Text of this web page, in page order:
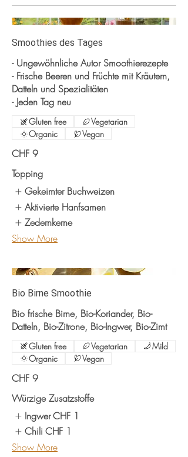
Smoothies des Tages
- Ungewöhnliche Autor Smoothierezepte
- Frische Beeren und Früchte mit Kräutern,
Datteln und Spezialitäten
- Jeden Tag neu
CHF 9
Gluten free
Vegetarian
Organic
Vegan
Topping
Gekeimter Buchweizen
Aktivierte Hanfsamen
Zedernkerne
Show More
Bio Birne Smoothie
Bio frische Birne, Bio-Koriander, Bio-
Datteln, Bio-Zitrone, Bio-Ingwer, Bio-Zimt
CHF 9
Gluten free Vegetarian
Mild
Organic
Vegan
Würzige Zusatzstoffe
IngwerCHF 1
Chili CHF 1
Show More